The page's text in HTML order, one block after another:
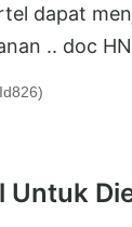
dapat
.. doc
Untuk